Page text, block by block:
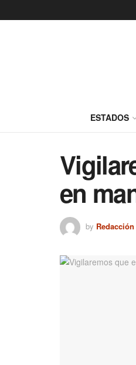
ESTADOS
en
by Redacción